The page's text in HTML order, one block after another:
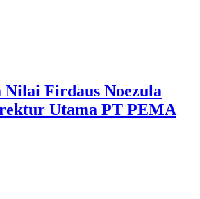
Nilai Firdaus Noezula
Utama PT PEMA